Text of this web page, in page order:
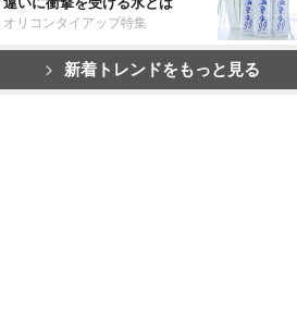
オリコンタイアップ特集
新着トレンドをもっと見る